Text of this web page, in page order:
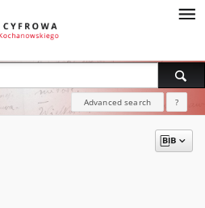
Advanced search ?